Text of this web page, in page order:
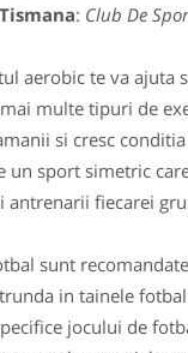
: Club De
aerobic te va ajuta
multe tipuri de
si cresc
un sport simetric
antrenarii fiecarei
sunt
in tainele
jocului de